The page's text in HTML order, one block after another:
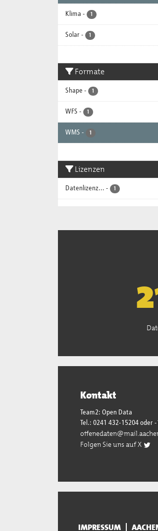
Klima - 1
Solar - 1
Formate
Shape - 1
WFS - 1
WMS - 1
Lizenzen
Datenlizenz... - 1
Kontakt
Team2: Open Data
Tel.: 0241 432-15204 oder
Folgen Sie uns auf X
IMPRESSUM